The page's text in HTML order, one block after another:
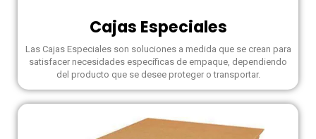
Cajas Especiales
Las Cajas Especiales son soluciones a medida que se crean para
satisfacer necesidades específicas de empaque, dependiendo
del producto que se desee proteger o transportar.